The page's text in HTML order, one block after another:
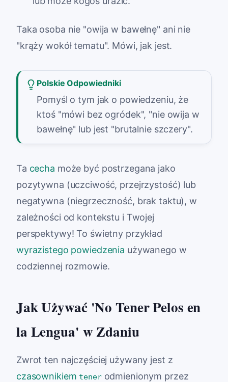
Taka osoba nie "owija w bawełnę" ani nie
"krąży wokół tematu". Mówi, jak jest.
Polskie Odpowiedniki
Pomyśl o tym jak o powiedzeniu, że
ktoś "mówi bez ogródek", "nie owija w
bawełnę" lub jest "brutalnie szczery".
Ta cecha może być postrzegana jako
pozytywna (uczciwość, przejrzystość) lub
negatywna (niegrzeczność, brak taktu), w
zależności od kontekstu i Twojej
perspektywy! To świetny przykład
wyrazistego powiedzenia używanego w
codziennej rozmowie.
Jak Używać 'No Tener Pelos en
la Lengua' w Zdaniu
Zwrot ten najczęściej używany jest z
czasownikiem tenerodmienionym przez